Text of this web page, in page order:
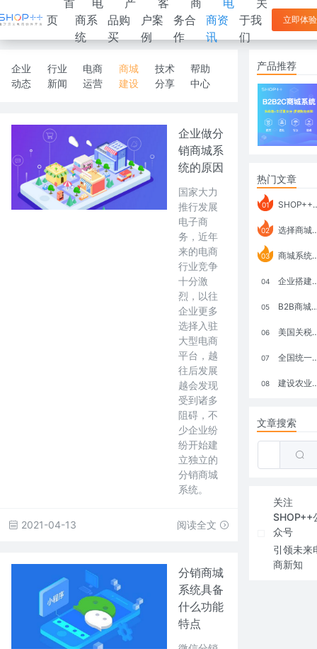
首
页
电
商系
统
产
品购
买
客
户案
例
商
务合
作
电
商资
讯
关
于我
们
立即体验
企业
动态
行业
新闻
电商
运营
商城
建设
技术
分享
帮助
中心
企业做分
销商城系
统的原因
国家大力
推行发展
电子商
务，近年
来的电商
行业竞争
十分激
烈，以往
企业更多
选择入驻
大型电商
平台，越
往后发展
越会发现
受到诸多
阻碍，不
少企业纷
纷开始建
立独立的
分销商城
系统。
2021-04-13 阅读全文
分销商城
系统具备
什么功能
特点
产品推荐
热门文章
01 SHOP++ B2B2C V9.1 全新发布 新亮点
02 选择商城系统要考虑哪些问题？
03 商城系统如何打通跨境电商模式？
04 企业搭建积分商城系统要注意什么？
05 B2B商城系统搭建：开发语言、功能、优势分析
06 美国关税政策冲击全球电商格局：五大类平台受重创，转型与自救成关键
07 全国统一大市场：电商如何掘金新蓝海？
08 建设农业强国，网上商城来助力！
文章搜索
关注
SHOP++
众号
引领未来
商新知